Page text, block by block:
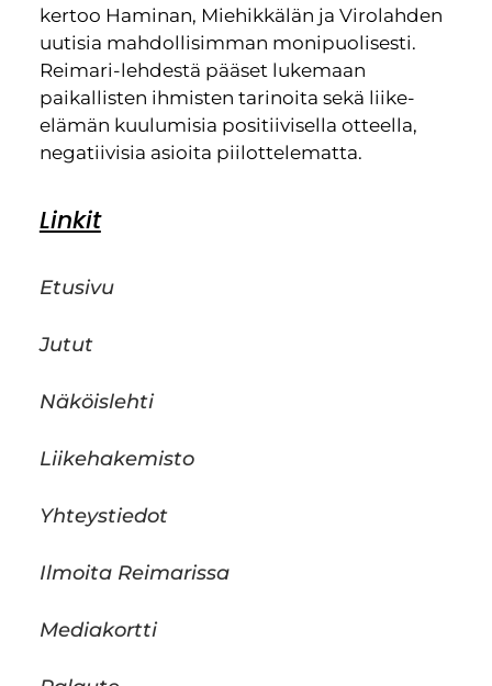
kertoo Haminan, Miehikkälän ja Virolahden
uutisia mahdollisimman monipuolisesti.
Reimari-lehdestä pääset lukemaan
paikallisten ihmisten tarinoita sekä liike-
elämän kuulumisia positiivisella otteella,
negatiivisia asioita piilottelematta.
Linkit
Etusivu
Jutut
Näköislehti
Liikehakemisto
Yhteystiedot
Ilmoita Reimarissa
Mediakortti